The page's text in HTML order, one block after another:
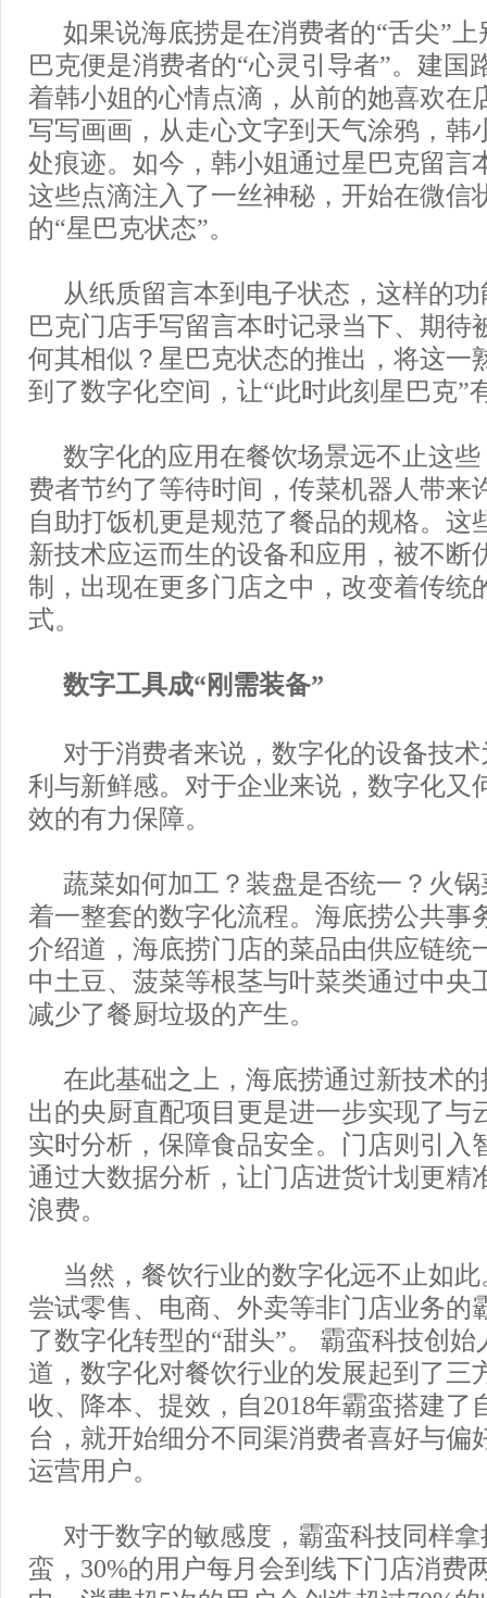
如果说海底捞是在消费者的“舌尖”
巴克便是消费者的“心灵引导者”。建国
着韩小姐的心情点滴，从前的她喜欢在
写写画画，从走心文字到天气涂鸦，韩
处痕迹。如今，韩小姐通过星巴克留言
这些点滴注入了一丝神秘，开始在微信
的“星巴克状态”。
从纸质留言本到电子状态，这样的
巴克门店手写留言本时记录当下、期待
何其相似？星巴克状态的推出，将这一
到了数字化空间，让“此时此刻星巴克”
数字化的应用在餐饮场景远不止这
费者节约了等待时间，传菜机器人带来
自助打饭机更是规范了餐品的规格。这
新技术应运而生的设备和应用，被不断
制，出现在更多门店之中，改变着传统
式。
数字工具成“刚需装备”
对于消费者来说，数字化的设备技
利与新鲜感。对于企业来说，数字化又
效的有力保障。
蔬菜如何加工？装盘是否统一？火
着一整套的数字化流程。海底捞公共事
介绍道，海底捞门店的菜品由供应链统
中土豆、菠菜等根茎与叶菜类通过中央
减少了餐厨垃圾的产生。
在此基础之上，海底捞通过新技术
出的央厨直配项目更是进一步实现了与
实时分析，保障食品安全。门店则引入
通过大数据分析，让门店进货计划更精
浪费。
当然，餐饮行业的数字化远不止如此
尝试零售、电商、外卖等非门店业务的
了数字化转型的“甜头”。 霸蛮科技创始
道，数字化对餐饮行业的发展起到了三
收、降本、提效，自2018年霸蛮搭建了
台，就开始细分不同渠消费者喜好与偏
运营用户。
对于数字的敏感度，霸蛮科技同样
蛮，30%的用户每月会到线下门店消费